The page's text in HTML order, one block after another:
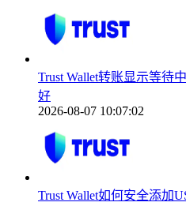
Trust Wallet转账显示等待
好
2026-08-07 10:07:02
Trust Wallet如何安全添加